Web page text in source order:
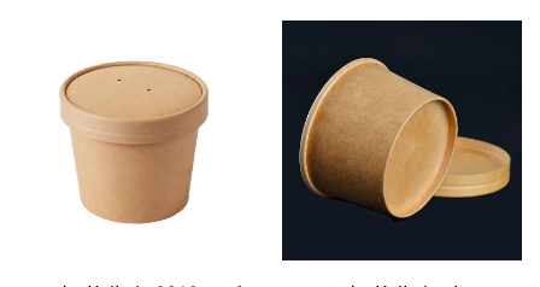
الميكروويف لاختبارات متعددة
وحصل على شهادات استيراد
وتصدير معتمدة ذات صلة. لها
هياكل ومظهر مصممة بشكل
معقول ، وتجذب الكثير من
الاهتمام وتقود الاتجاه في
نوعها للأداء وما إلى ذلك. إنها
مصنوعة من المواد الخام التي
حصلت على شهادة نظام إدارة
الجودة. علاوة على ذلك ، يتم
اختبار منتجات تغليف المواد
الغذائية من قبل فريق مراقبة